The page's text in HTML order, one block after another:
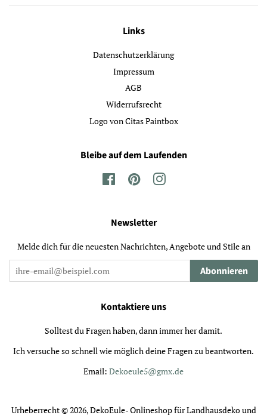
Links
Datenschutzerklärung
Impressum
AGB
Widerrufsrecht
Logo von Citas Paintbox
Bleibe auf dem Laufenden
FacebookPinterestInstagram
Newsletter
Melde dich für die neuesten Nachrichten, Angebote und Stile an
Abonnieren
Kontaktiere uns
Solltest du Fragen haben, dann immer her damit.
Ich versuche so schnell wie möglich deine Fragen zu beantworten.
Email: Dekoeule5@gmx.de
Urheberrecht © 2026,DekoEule- Onlineshop für Landhausdeko und